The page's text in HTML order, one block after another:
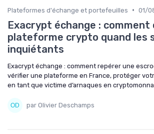
Plateformes d'échange et portefeuilles • 01/
Exacrypt échange : comment
plateforme crypto quand les
inquiétants
Exacrypt échange : comment repérer une
vérifier une plateforme en France, protéger
en tant que victime d’arnaques en
par Olivier Deschamps